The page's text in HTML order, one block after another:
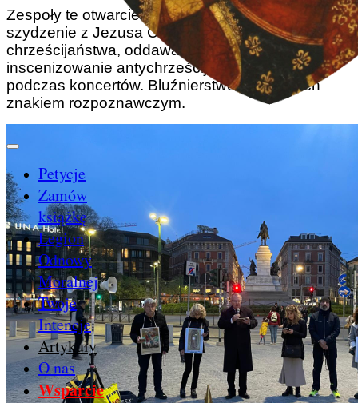
Petycje
Zamów
książkę
Legion
Odnowy
Moralnej
Twoje
Intencje
Artykuły
O nas
Wsparcie
Zespoły te otwarcie stawiają sobie za cel
szydzenie z Jezusa Chrystusa i całego
chrześcijaństwa, oddawanie czci Szatanowi oraz
inscenizowanie antychrześcijańskich rytuałów
podczas koncertów. Bluźnierstwo stało się ich
znakiem rozpoznawczym.